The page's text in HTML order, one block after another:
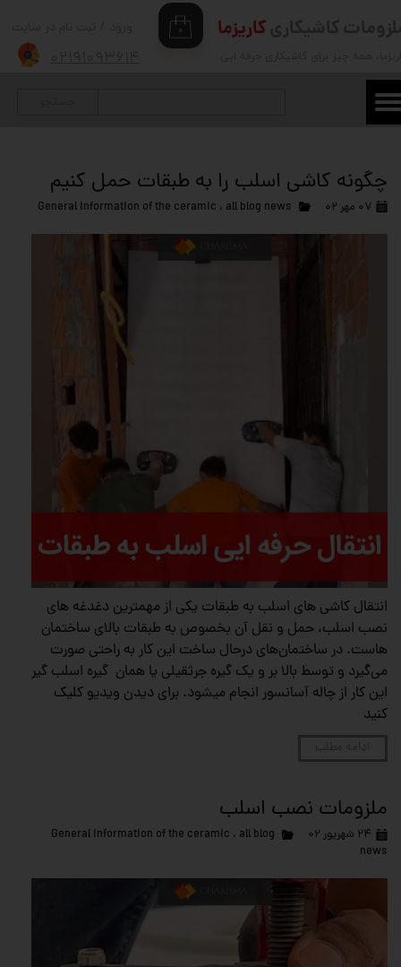
۰
تغییر گذر واژه
سفارشات
کاریزما
چگونه کاشی اسلب را به طبقات حمل کنیم
۰۷ مهر ۰۲ General information of the ceramic ، all blog news
انتقال کاشی های اسلب به طبقات یکی از مهمترین دغدغه های
نصب اسلب، حمل و نقل آن بخصوص به طبقات بالای ساختمان‌
هاست. در ساختمان‌های درحال ساخت این کار به راحتی صورت
می‌گیرد و توسط بالا بر و یک گیره جرثقیلی یا همان گیره اسلب گیر
این کار از چاله آسانسور انجام میشود. برای دیدن ویدیو کلیک
کنید
ملزومات نصب اسلب
۲۴ شهریور ۰۲ General information of the ceramic ، all blog
news